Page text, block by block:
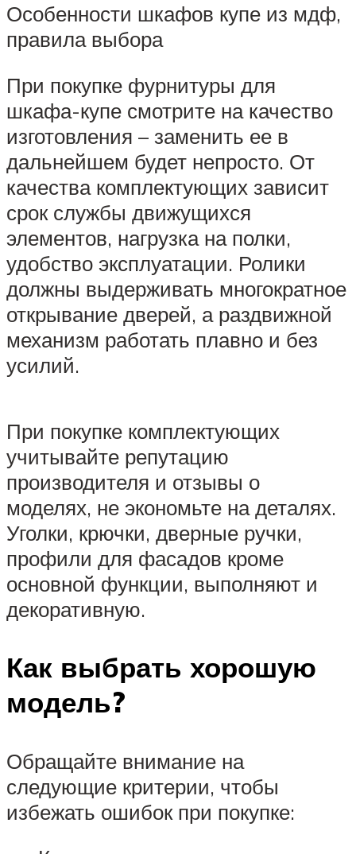
Особенности шкафов купе из мдф,
правила выбора
При покупке фурнитуры для
шкафа-купе смотрите на качество
изготовления – заменить ее в
дальнейшем будет непросто. От
качества комплектующих зависит
срок службы движущихся
элементов, нагрузка на полки,
удобство эксплуатации. Ролики
должны выдерживать многократное
открывание дверей, а раздвижной
механизм работать плавно и без
усилий.
При покупке комплектующих
учитывайте репутацию
производителя и отзывы о
моделях, не экономьте на деталях.
Уголки, крючки, дверные ручки,
профили для фасадов кроме
основной функции, выполняют и
декоративную.
Как выбрать хорошую
модель?
Обращайте внимание на
следующие критерии, чтобы
избежать ошибок при покупке: